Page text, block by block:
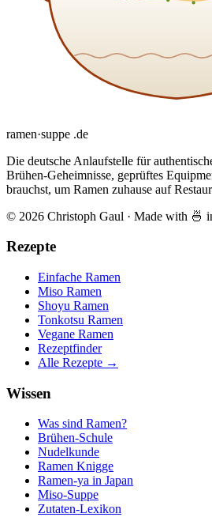
ramen·suppe .de
Die deutsche Anlaufstelle für
Brühen-Geheimnisse, geprüftes
brauchst, um Ramen zuhause auf
© 2026 Christoph Gaul · Made with 🍜
Rezepte
Einfache Ramen
Miso Ramen
Shoyu Ramen
Tonkotsu Ramen
Vegane Ramen
Rezeptfinder
Alle Rezepte →
Wissen
Was sind Ramen?
Brühen-Schule
Nudelkunde
Ramen Knigge
Ramen-ya in Japan
Miso-Suppe
Zutaten-Lexikon